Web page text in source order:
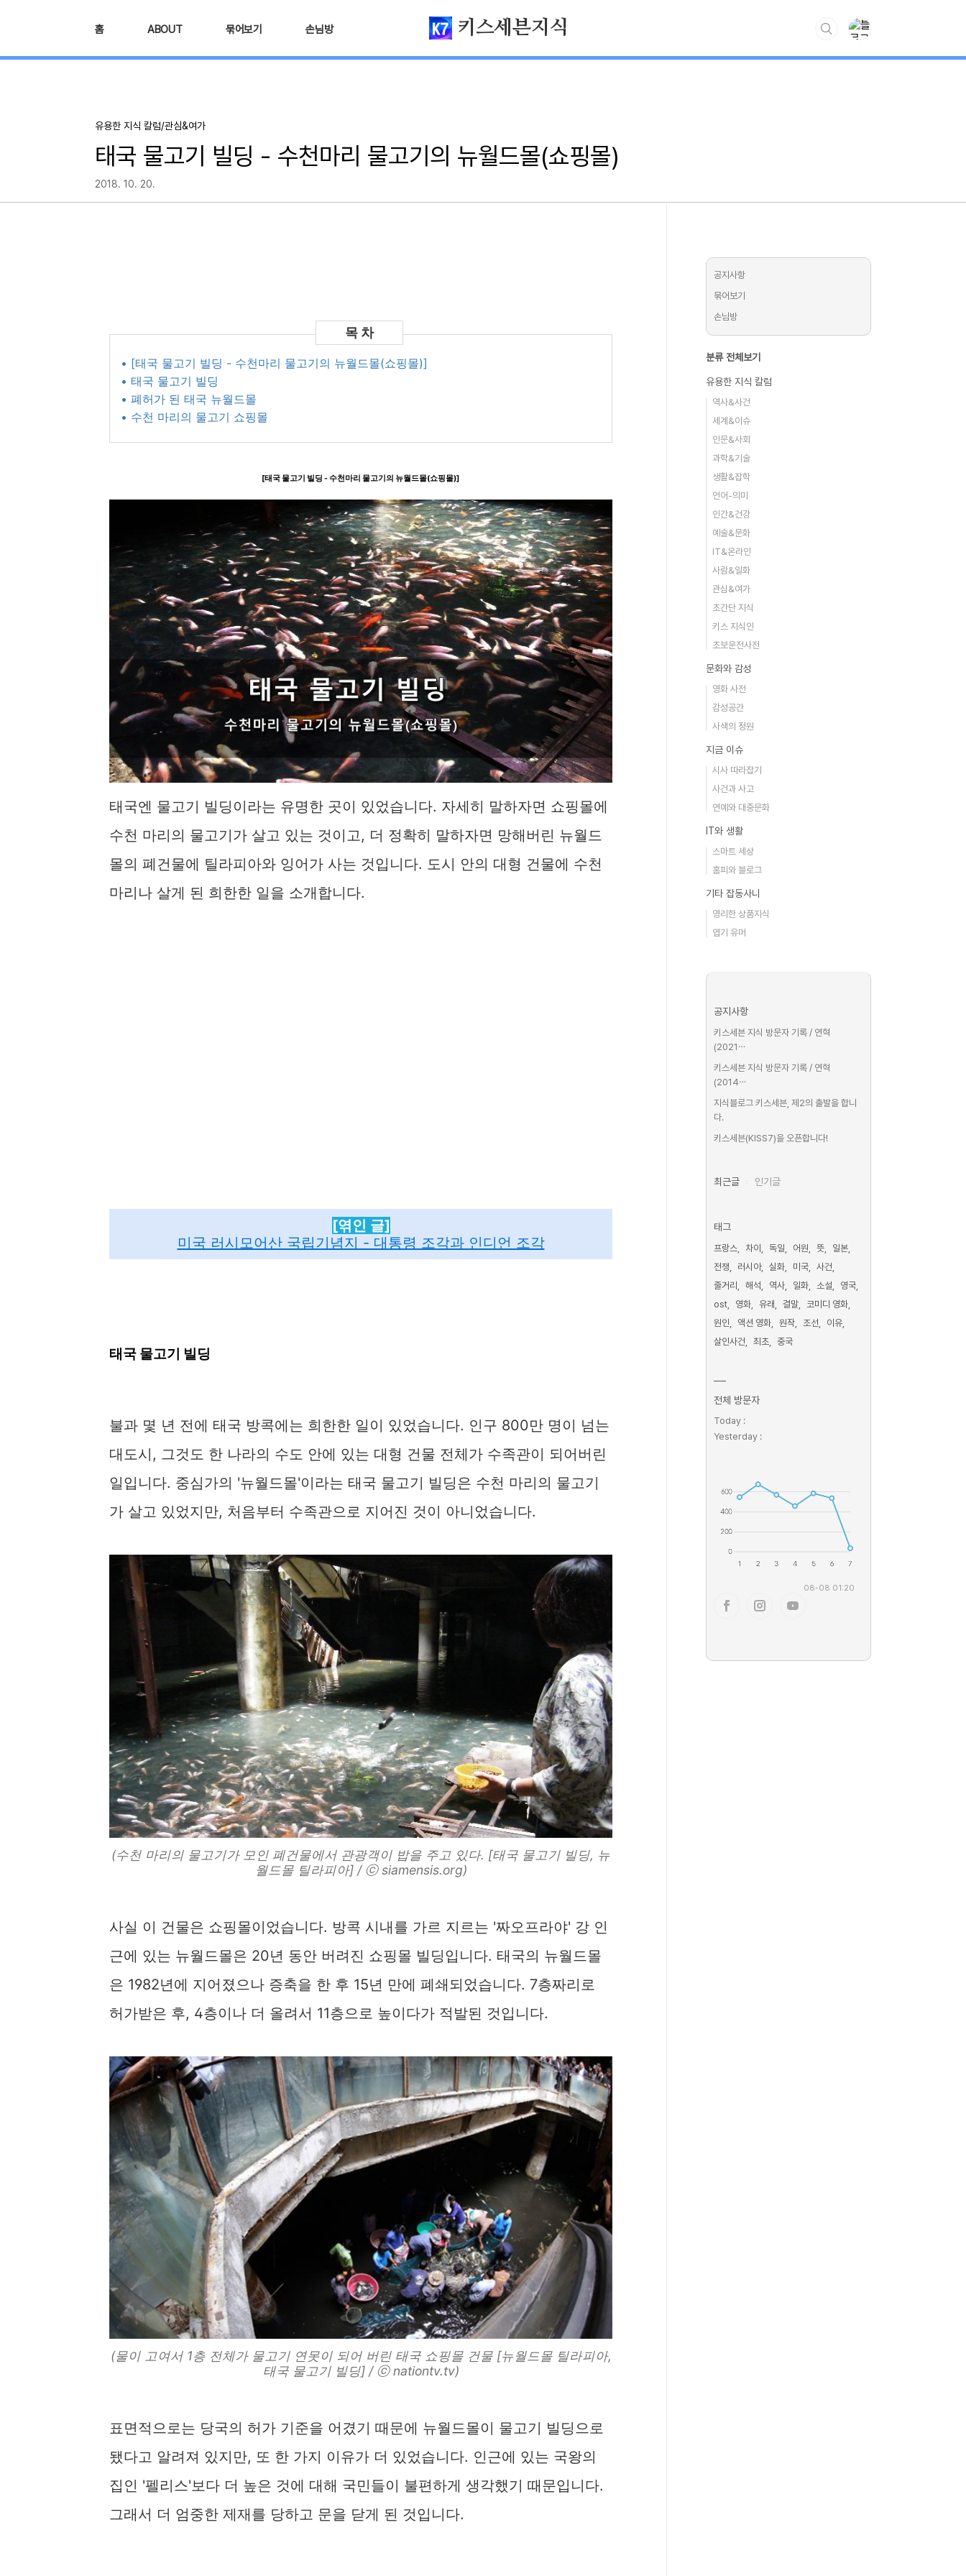
키스세븐지식
홈 ABOUT 묶어보기 손님방
유용한 지식 칼럼/관심&여가
태국 물고기 빌딩 - 수천마리 물고기의 뉴월드몰(쇼핑몰)
2018. 10. 20.
• [태국 물고기 빌딩 - 수천마리 물고기의 뉴월드몰(쇼핑몰)]
• 태국 물고기 빌딩
• 폐허가 된 태국 뉴월드몰
• 수천 마리의 물고기 쇼핑몰
[태국 물고기 빌딩 - 수천마리 물고기의 뉴월드몰(쇼핑몰)]
태국엔 물고기 빌딩이라는 유명한 곳이 있었습니다. 자세히 말하자면 쇼핑몰에
수천 마리의 물고기가 살고 있는 것이고, 더 정확히 말하자면 망해버린 뉴월드
몰의 폐건물에 틸라피아와 잉어가 사는 것입니다. 도시 안의 대형 건물에 수천
마리나 살게 된 희한한 일을 소개합니다.
[엮인 글]
미국 러시모어산 국립기념지 - 대통령 조각과 인디언 조각
태국 물고기 빌딩
불과 몇 년 전에 태국 방콕에는 희한한 일이 있었습니다. 인구 800만 명이 넘는
대도시, 그것도 한 나라의 수도 안에 있는 대형 건물 전체가 수족관이 되어버린
일입니다. 중심가의 '뉴월드몰'이라는 태국 물고기 빌딩은 수천 마리의 물고기
가 살고 있었지만, 처음부터 수족관으로 지어진 것이 아니었습니다.
(수천 마리의 물고기가 모인 폐건물에서 관광객이 밥을 주고 있다. [태국 물고기 빌딩, 뉴
월드몰 틸라피아] / ⓒ siamensis.org)
사실 이 건물은 쇼핑몰이었습니다. 방콕 시내를 가르 지르는 '짜오프라야' 강 인
근에 있는 뉴월드몰은 20년 동안 버려진 쇼핑몰 빌딩입니다. 태국의 뉴월드몰
은 1982년에 지어졌으나 증축을 한 후 15년 만에 폐쇄되었습니다. 7층짜리로
허가받은 후, 4층이나 더 올려서 11층으로 높이다가 적발된 것입니다.
(물이 고여서 1층 전체가 물고기 연못이 되어 버린 태국 쇼핑몰 건물 [뉴월드몰 틸라피아,
태국 물고기 빌딩] / ⓒ nationtv.tv)
표면적으로는 당국의 허가 기준을 어겼기 때문에 뉴월드몰이 물고기 빌딩으로
됐다고 알려져 있지만, 또 한 가지 이유가 더 있었습니다. 인근에 있는 국왕의
집인 '펠리스'보다 더 높은 것에 대해 국민들이 불편하게 생각했기 때문입니다.
그래서 더 엄중한 제재를 당하고 문을 닫게 된 것입니다.
공지사항
묶어보기
손님방
분류 전체보기
유용한 지식 칼럼
역사&사건
세계&이슈
인문&사회
과학&기술
생활&잡학
언어-의미
인간&건강
예술&문화
IT&온라인
사람&일화
관심&여가
초간단 지식
키스 지식인
초보운전사전
문화와 감성
영화 사전
감성공간
사색의 정원
지금 이슈
시사 따라잡기
사건과 사고
연예와 대중문화
IT와 생활
스마트 세상
홈피와 블로그
기타 잡동사니
영리한 상품지식
엽기 유머
공지사항
키스세븐 지식 방문자 기록 / 연혁
(2021⋯
키스세븐 지식 방문자 기록 / 연혁
(2014⋯
지식블로그 키스세븐, 제2의 출발을 합니
다.
키스세븐(KISS7)을 오픈합니다!
최근글 인기글
태그
프랑스 차이 독일 어원 뜻
일본
전쟁
러시아 실화 미국
사건
줄거리
해석 역사 일화 소설
영국
ost
영화 유래 결말
코미디 영화
원인
액션 영화 원작 조선
이유
살인사건
최초 중국
전체 방문자
Today :
Yesterday :
08-08 01:20